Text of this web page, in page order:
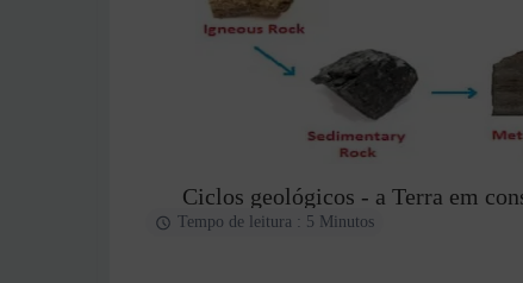
Ciclos geológicos - a Terra em
Tempo de leitura : 5 Minutos